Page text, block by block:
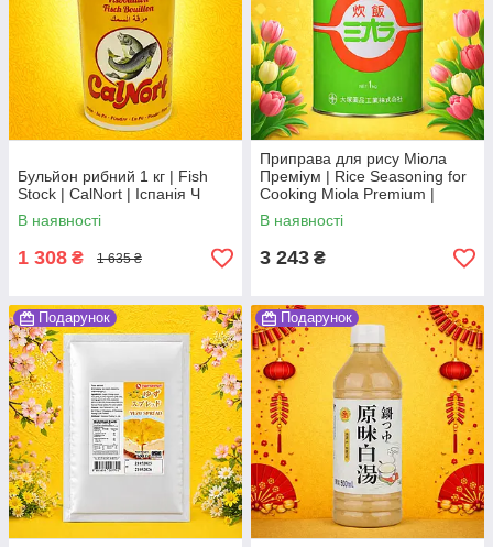
Бульйон рибний 1 кг | Fish
Stock | CalNort | Іспанія Ч
В наявності
1 308 ₴ 1 635 ₴
Приправа для рису Міола
Преміум | Rice Seasoning for
Cooking Miola Premium |
Японія | Miola | 1 кг Ч
В наявності
3 243 ₴
Подарунок Подарунок